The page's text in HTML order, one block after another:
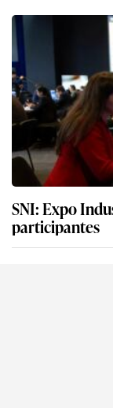
SNI: Expo
participantes